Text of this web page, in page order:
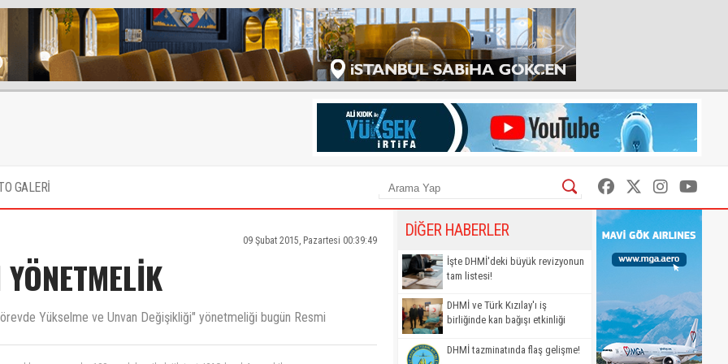
GALERİ
09 Şubat 2015, Pazartesi 00:39:49
Yükselme ve Unvan Değişikliği" yönetmeliği bugün Resmi
DİĞER HABERLER
İşte DHMİ'deki büyük revizyonun
tam listesi!
DHMİ ve Türk Kızılay'ı iş
birliğinde kan bağışı etkinliği
DHMİ tazminatında flaş gelişme!